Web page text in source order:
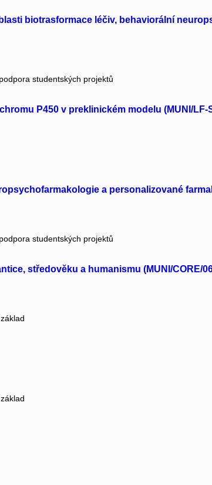
biotrasformace léčiv, behaviorální
studentských projektů
P450 v preklinickém modelu (MUNI/LF-
a personalizované
studentských projektů
středověku a humanismu (MUNI/CORE/